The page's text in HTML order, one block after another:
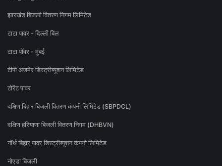
झारखंड बिजली वितरण निगम लिमिटेड
टाटा पावर - दिल्ली बिल
टाटा पॉवर - मुंबई
टीपी अजमेर डिस्ट्रीब्यूशन लिमिटेड
टोरेंट पावर
दक्षिण बिहार बिजली वितरण कंपनी लिमिटेड (SBPDCL)
दक्षिण हरियाणा बिजली वितरण निगम (DHBVN)
नॉर्थ बिहार पावर डिस्ट्रीब्यूशन कंपनी लिमिटेड
नोएडा बिजली